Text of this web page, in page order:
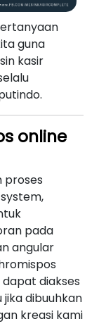
guna
kasir
online
proses
pada
angular
diakses
dibuuhkan
kreasi kami